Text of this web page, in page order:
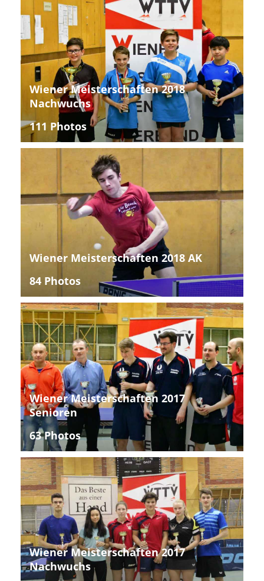
Wiener Meisterschaften 2018
Nachwuchs
111 Photos
Wiener Meisterschaften 2018 AK
84 Photos
Wiener Meisterschaften 2017
Senioren
63 Photos
Wiener Meisterschaften 2017
Nachwuchs